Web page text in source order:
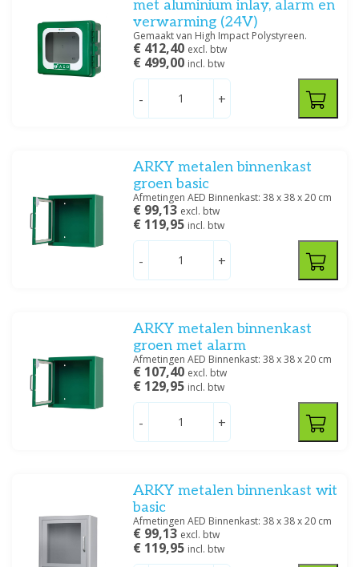
met aluminium inlay, alarm en
verwarming (24V)
Gemaakt van High Impact Polystyreen.
€ 412,40 excl. btw
€ 499,00 incl. btw
- +
ARKY metalen binnenkast
groen basic
Afmetingen AED Binnenkast: 38 x 38 x 20 cm
€ 99,13 excl. btw
€ 119,95 incl. btw
- +
ARKY metalen binnenkast
groen met alarm
Afmetingen AED Binnenkast: 38 x 38 x 20 cm
€ 107,40 excl. btw
€ 129,95 incl. btw
- +
ARKY metalen binnenkast wit
basic
Afmetingen AED Binnenkast: 38 x 38 x 20 cm
€ 99,13 excl. btw
€ 119,95 incl. btw